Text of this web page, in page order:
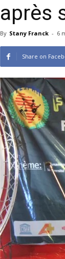
après
By Stany Franck - 6
Share on